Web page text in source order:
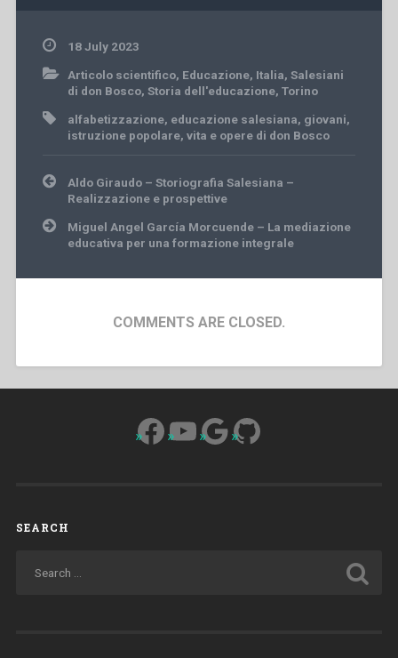
18 July 2023
Articolo scientifico, Educazione, Italia, Salesiani
di don Bosco, Storia dell'educazione, Torino
alfabetizzazione, educazione salesiana, giovani,
istruzione popolare, vita e opere di don Bosco
Post
navigation
Aldo Giraudo – Storiografia Salesiana –
Realizzazione e prospettive
Miguel Angel García Morcuende – La mediazione
educativa per una formazione integrale
COMMENTS ARE CLOSED.
Facebook
YouTube
Google
GitHub
SEARCH